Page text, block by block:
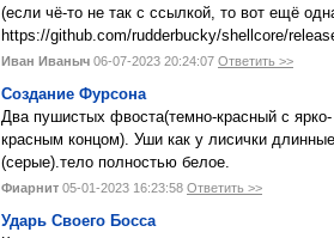
(если чё-то не так с ссылкой, то вот ещё
https://github.com/rudderbucky/shellcore/
Иван Иваныч 06-07-2023 20:24:07 Ответить >>
Создание Фурсона
Два пушистых фвоста(темно-красный с ярко-
красным концом). Уши как у лисички длинные
(серые).тело полностью белое.
Фиарнит 05-01-2023 16:23:58 Ответить >>
Ударь Своего Босса